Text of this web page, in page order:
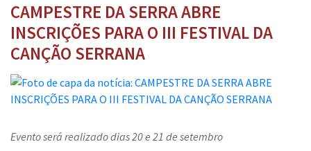
CAMPESTRE DA SERRA ABRE
INSCRIÇÕES PARA O III FESTIVAL DA
CANÇÃO SERRANA
Evento será realizado dias 20 e 21 de setembro